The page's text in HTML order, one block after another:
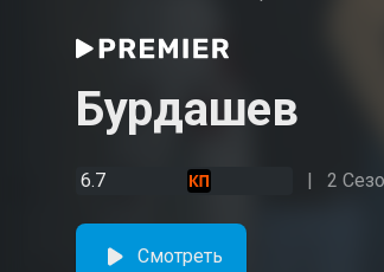
Бурдашев
6.7 2
Смотреть